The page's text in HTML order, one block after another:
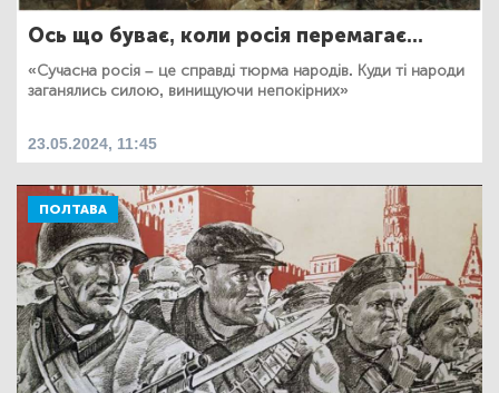
Ось що буває, коли росія перемагає...
«Сучасна росія – це справді тюрма народів. Куди ті народи
заганялись силою, винищуючи непокірних»
23.05.2024, 11:45
ПОЛТАВА